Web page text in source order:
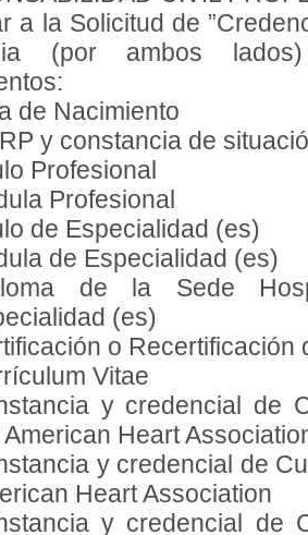
a la Solicitud de
(por ambos
de Nacimiento
y constancia de
Profesional
Profesional
de Especialidad (es)
de Especialidad (es)
de la Sede
(es)
o Recertificación
Vitae
y credencial de
American Heart
y credencial de
Heart Association
y credencial de